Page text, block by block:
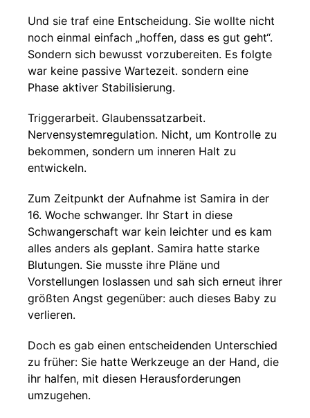
Und sie traf eine Entscheidung. Sie wollte nicht
noch einmal einfach „hoffen, dass es gut geht“.
Sondern sich bewusst vorzubereiten. Es folgte
war keine passive Wartezeit. sondern eine
Phase aktiver Stabilisierung.
Triggerarbeit. Glaubenssatzarbeit.
Nervensystemregulation. Nicht, um Kontrolle zu
bekommen, sondern um inneren Halt zu
entwickeln.
Zum Zeitpunkt der Aufnahme ist Samira in der
16. Woche schwanger. Ihr Start in diese
Schwangerschaft war kein leichter und es kam
alles anders als geplant. Samira hatte starke
Blutungen. Sie musste ihre Pläne und
Vorstellungen loslassen und sah sich erneut ihrer
größten Angst gegenüber: auch dieses Baby zu
verlieren.
Doch es gab einen entscheidenden Unterschied
zu früher: Sie hatte Werkzeuge an der Hand, die
ihr halfen, mit diesen Herausforderungen
umzugehen.